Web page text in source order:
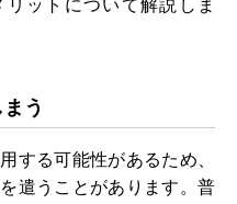
ットについて解説しま
う
する可能性があるため、
遣うことがあります。普